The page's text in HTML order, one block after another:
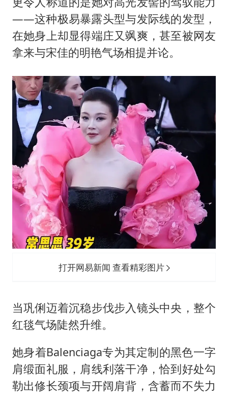
——这种极易暴露头型与发际线的发型，
在她身上却显得端庄又飒爽，甚至被网友
拿来与宋佳的明艳气场相提并论。
打开网易新闻 查看精彩图片
当巩俐迈着沉稳步伐步入镜头中央，整个
红毯气场陡然升维。
她身着Balenciaga专为其定制的黑色一字
肩缎面礼服，肩线利落干净，恰到好处勾
勒出修长颈项与开阔肩背，含蓄而不失力